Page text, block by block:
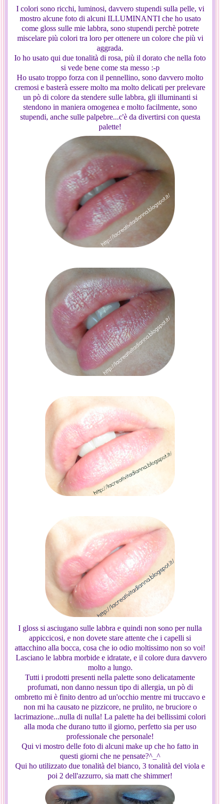
I colori sono ricchi, luminosi, davvero stupendi sulla pelle, vi
mostro alcune foto di alcuni ILLUMINANTI che ho usato
come gloss sulle mie labbra, sono stupendi perchè potrete
miscelare più colori tra loro per ottenere un colore che più vi
aggrada.
Io ho usato qui due tonalità di rosa, più il dorato che nella foto
si vede bene come sta messo :-p
Ho usato troppo forza con il pennellino, sono davvero molto
cremosi e basterà essere molto ma molto delicati per prelevare
un pò di colore da stendere sulle labbra, gli illuminanti si
stendono in maniera omogenea e molto facilmente, sono
stupendi, anche sulle palpebre...c'è da divertirsi con questa
palette!
I gloss si asciugano sulle labbra e quindi non sono per nulla
appiccicosi, e non dovete stare attente che i capelli si
attacchino alla bocca, cosa che io odio moltissimo non so voi!
Lasciano le labbra morbide e idratate, e il colore dura davvero
molto a lungo.
Tutti i prodotti presenti nella palette sono delicatamente
profumati, non danno nessun tipo di allergia, un pò di
ombretto mi è finito dentro ad un'occhio mentre mi truccavo e
non mi ha causato ne pizzicore, ne prulito, ne bruciore o
lacrimazione...nulla di nulla! La palette ha dei bellissimi colori
alla moda che durano tutto il giorno, perfetto sia per uso
professionale che personale!
Qui vi mostro delle foto di alcuni make up che ho fatto in
questi giorni che ne pensate?^_^
Qui ho utilizzato due tonalità del bianco, 3 tonalità del viola e
poi 2 dell'azzurro, sia matt che shimmer!